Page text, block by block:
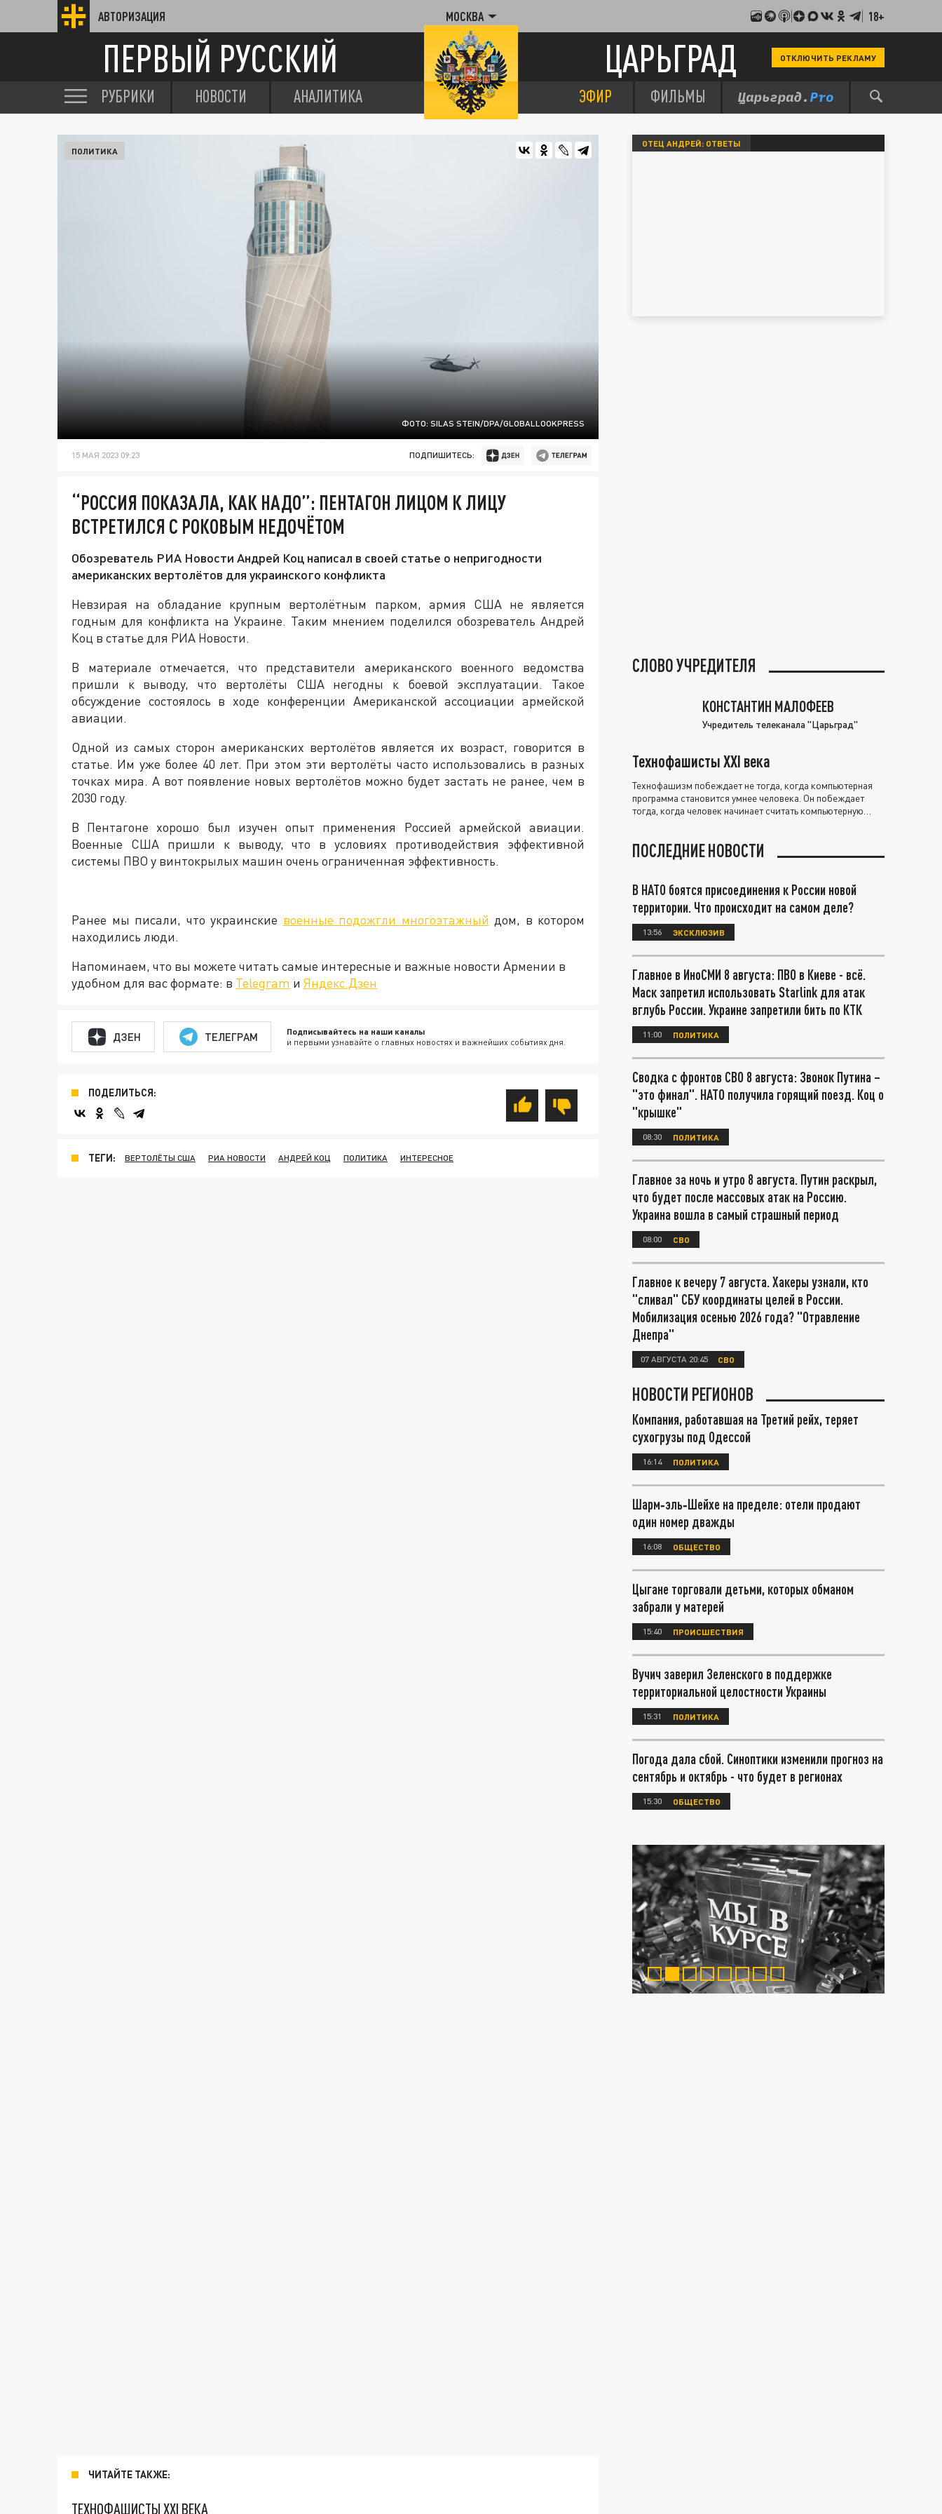
АВТОРИЗАЦИЯ МОСКВА 18+
ПЕРВЫЙ РУССКИЙ ЦАРЬГРАД ОТКЛЮЧИТЬ РЕКЛАМУ
РУБРИКИ НОВОСТИ АНАЛИТИКА ЭФИР ФИЛЬМЫ
ФОТО: SILAS STEIN/DPA/GLOBALLOOKPRESS
ПОЛИТИКА
15 МАЯ 2023 09:23 ПОДПИШИТЕСЬ:
“РОССИЯ ПОКАЗАЛА, КАК НАДО”: ПЕНТАГОН ЛИЦОМ К ЛИЦУ
ВСТРЕТИЛСЯ С РОКОВЫМ НЕДОЧЁТОМ
Обозреватель РИА Новости Андрей Коц написал в своей статье о непригодности
американских вертолётов для украинского конфликта
Невзирая на обладание крупным вертолётным парком, армия США не является
годным для конфликта на Украине. Таким мнением поделился обозреватель Андрей
Коц в статье для РИА Новости.
В материале отмечается, что представители американского военного ведомства
пришли к выводу, что вертолёты США негодны к боевой эксплуатации. Такое
обсуждение состоялось в ходе конференции Американской ассоциации армейской
авиации.
Одной из самых сторон американских вертолётов является их возраст, говорится в
статье. Им уже более 40 лет. При этом эти вертолёты часто использовались в разных
точках мира. А вот появление новых вертолётов можно будет застать не ранее, чем в
2030 году.
В Пентагоне хорошо был изучен опыт применения Россией армейской авиации.
Военные США пришли к выводу, что в условиях противодействия эффективной
системы ПВО у винтокрылых машин очень ограниченная эффективность.
Ранее мы писали, что украинские военные подожгли многоэтажный дом, в котором
находились люди.
Напоминаем, что вы можете читать самые интересные и важные новости Армении в
удобном для вас формате: в Telegram и Яндекс.Дзен
ДЗЕН ТЕЛЕГРАМ Подписывайтесь на наши каналы
и первыми узнавайте о главных новостях и важнейших событиях дня.
ПОДЕЛИТЬСЯ:
ТЕГИ: ВЕРТОЛЁТЫ США РИА НОВОСТИ АНДРЕЙ КОЦ ПОЛИТИКА ИНТЕРЕСНОЕ
ЧИТАЙТЕ ТАКЖЕ:
ТЕХНОФАШИСТЫ XXI ВЕКА
ОТЕЦ АНДРЕЙ: ОТВЕТЫ
СЛОВО УЧРЕДИТЕЛЯ
КОНСТАНТИН МАЛОФЕЕВ
Учредитель телеканала "Царьград"
Технофашисты XXI века
Технофашизм побеждает не тогда, когда компьютерная
программа становится умнее человека. Он побеждает
тогда, когда человек начинает считать компьютерную
ПОСЛЕДНИЕ НОВОСТИ
В НАТО боятся присоединения к России новой
территории. Что происходит на самом деле?
13:56 ЭКСКЛЮЗИВ
Главное в ИноСМИ 8 августа: ПВО в Киеве - всё.
Маск запретил использовать Starlink для атак
вглубь России. Украине запретили бить по КТК
11:00 ПОЛИТИКА
Сводка с фронтов СВО 8 августа: Звонок Путина –
"это финал". НАТО получила горящий поезд. Коц о
"крышке"
08:30 ПОЛИТИКА
Главное за ночь и утро 8 августа. Путин раскрыл,
что будет после массовых атак на Россию.
Украина вошла в самый страшный период
08:00 СВО
Главное к вечеру 7 августа. Хакеры узнали, кто
"сливал" СБУ координаты целей в России.
Мобилизация осенью 2026 года? "Отравление
Днепра"
07 АВГУСТА 20:45 СВО
НОВОСТИ РЕГИОНОВ
Компания, работавшая на Третий рейх, теряет
сухогрузы под Одессой
16:14 ПОЛИТИКА
Шарм‑эль‑Шейхе на пределе: отели продают
один номер дважды
16:08 ОБЩЕСТВО
Цыгане торговали детьми, которых обманом
забрали у матерей
15:40 ПРОИСШЕСТВИЯ
Вучич заверил Зеленского в поддержке
территориальной целостности Украины
15:31 ПОЛИТИКА
Погода дала сбой. Синоптики изменили прогноз на
сентябрь и октябрь - что будет в регионах
15:30 ОБЩЕСТВО